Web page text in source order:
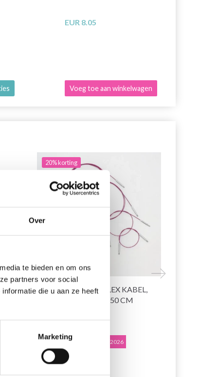
Over
te bieden en om ons
partners voor social
die u aan ze heeft
Marketing
EUR 8.05
Voeg toe aan winkelwagen
20% korting
KNITPRO THIN & FLEX KABEL,
PAARS SWIVEL, 40–150 CM
Aanbieding verloopt 08/09/2026